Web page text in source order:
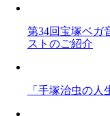
第34回宝塚ベガ
ストのご紹介
「手塚治虫の